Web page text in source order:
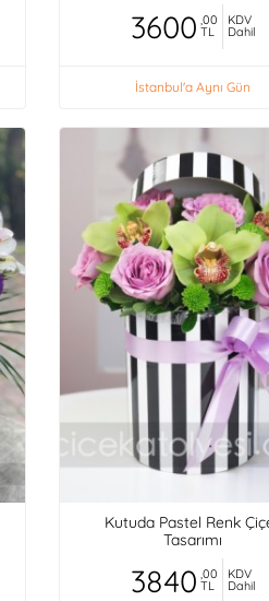
3600 ,00
TL
KDV
Dahil
İstanbul'a Aynı Gün
Kutuda Pastel Renk
Tasarımı
3840 ,00
TL
KDV
Dahil